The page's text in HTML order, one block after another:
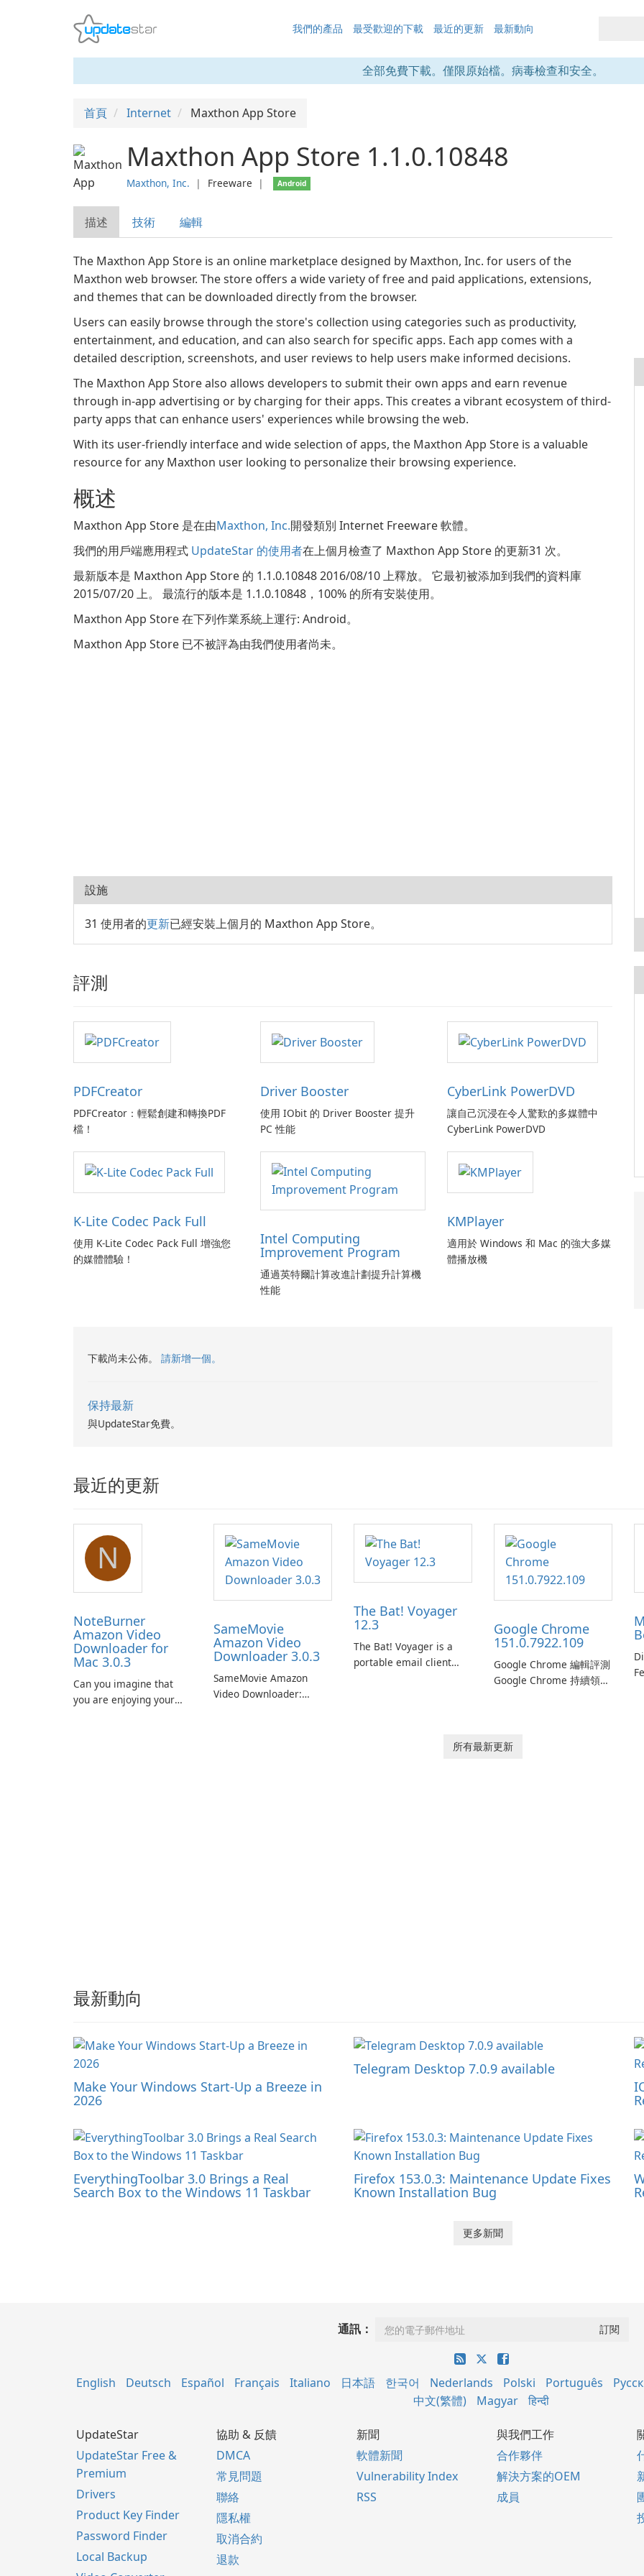
我們的產品 最受歡迎的下載 最近的更新 最新動向
全部免費下載。僅限原始檔。病毒檢查和安全。
首頁 Internet Maxthon App Store
Maxthon App Store 1.1.0.10848
Maxthon, Inc. ❘ Freeware ❘ Android
描述 技術 編輯
The Maxthon App Store is an online marketplace designed by Maxthon, Inc. for users of the
Maxthon web browser. The store offers a wide variety of free and paid applications, extensions,
and themes that can be downloaded directly from the browser.
Users can easily browse through the store's collection using categories such as productivity,
entertainment, and education, and can also search for specific apps. Each app comes with a
detailed description, screenshots, and user reviews to help users make informed decisions.
The Maxthon App Store also allows developers to submit their own apps and earn revenue
through in-app advertising or by charging for their apps. This creates a vibrant ecosystem of third-
party apps that can enhance users' experiences while browsing the web.
With its user-friendly interface and wide selection of apps, the Maxthon App Store is a valuable
resource for any Maxthon user looking to personalize their browsing experience.
概述
Maxthon App Store 是在由Maxthon, Inc.開發類別 Internet Freeware 軟體。
我們的用戶端應用程式 UpdateStar 的使用者在上個月檢查了 Maxthon App Store 的更新31 次。
最新版本是 Maxthon App Store 的 1.1.0.10848 2016/08/10 上釋放。 它最初被添加到我們的資料庫
2015/07/20 上。 最流行的版本是 1.1.0.10848，100% 的所有安裝使用。
Maxthon App Store 在下列作業系統上運行: Android。
Maxthon App Store 已不被評為由我們使用者尚未。
設施
31 使用者的更新已經安裝上個月的 Maxthon App Store。
評測
PDFCreator
PDFCreator：輕鬆創建和轉換PDF
檔！
Driver Booster
使用 IObit 的 Driver Booster 提升
PC 性能
CyberLink PowerDVD
讓自己沉浸在令人驚歎的多媒體中
CyberLink PowerDVD
K-Lite Codec Pack Full
使用 K-Lite Codec Pack Full 增強您
的媒體體驗！
Intel Computing
Improvement Program
通過英特爾計算改進計劃提升計算機
性能
KMPlayer
適用於 Windows 和 Mac 的強大多媒
體播放機
下載尚未公佈。 請新增一個。
保持最新
與UpdateStar免費。
最近的更新
N
NoteBurner
Amazon Video
Downloader for
Mac 3.0.3
Can you imagine that
you are enjoying your
SameMovie
Amazon Video
Downloader 3.0.3
SameMovie Amazon
Video Downloader:
The Bat! Voyager
12.3
The Bat! Voyager is a
portable email client
Google Chrome
151.0.7922.109
Google Chrome 編輯評測
Google Chrome 持續領先
的緊密整合。Chrome 支
所有最新更新
最新動向
Make Your Windows Start-Up a Breeze in
2026
Telegram Desktop 7.0.9 available
EverythingToolbar 3.0 Brings a Real
Search Box to the Windows 11 Taskbar
Firefox 153.0.3: Maintenance Update Fixes
Known Installation Bug
更多新聞
通訊：
English Deutsch Español Français Italiano 日本語 한국어 Nederlands Polski Português
中文(繁體)
Magyar हिन्दी
UpdateStar
UpdateStar Free &
Premium
Drivers
Product Key Finder
Password Finder
Local Backup
協助 & 反饋
DMCA
常見問題
聯絡
隱私權
取消合約
退款
新聞
軟體新聞
Vulnerability Index
RSS
與我們工作
合作夥伴
解決方案的OEM
成員